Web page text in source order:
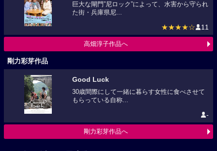
巨大な閘門”尼ロック”によって、水害から守られ
た街・兵庫県尼...
★★★★☆ 11
高畑淳子作品へ
剛力彩芽作品
Good Luck
30歳間際にして一緒に暮らす女性に食べさせて
もらっている自称...
-
剛力彩芽作品へ